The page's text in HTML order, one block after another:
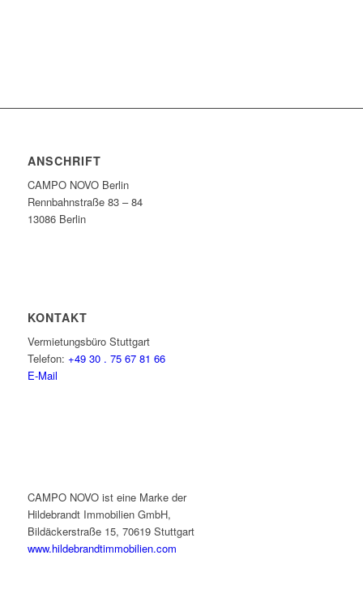
ANSCHRIFT
CAMPO NOVO Berlin
Rennbahnstraße 83 – 84
13086 Berlin
KONTAKT
Vermietungsbüro Stuttgart
Telefon: +49 30 . 75 67 81 66
E-Mail
CAMPO NOVO ist eine Marke der
Hildebrandt Immobilien GmbH,
Bildäckerstraße 15, 70619 Stuttgart
www.hildebrandtimmobilien.com